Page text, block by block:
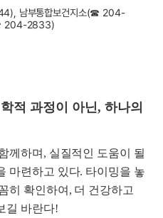
남부통합보건지소(☎ 204-
204-2833)
적 과정이 아닌, 하나의
께하며, 실질적인 도움이 될
마련하고 있다. 타이밍을 놓
히 확인하여, 더 건강하고
길 바란다!